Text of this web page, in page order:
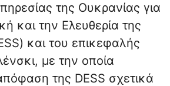
της Ουκρανίας για
και την Ελευθερία της
και του επικεφαλής
με την οποία
της DESS σχετικά